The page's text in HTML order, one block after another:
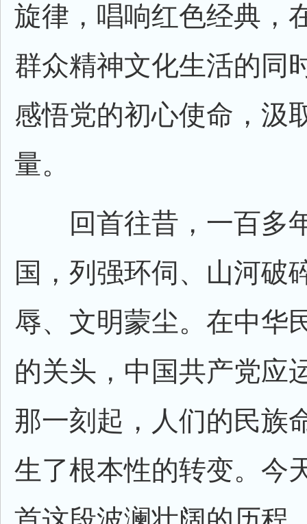
旋律，唱响红色经典，
群众精神文化生活的同
感悟党的初心使命，汲
量。
回首往昔，一百多
国，列强环伺、山河破
辱、文明蒙尘。在中华
的关头，中国共产党应
那一刻起，人们的民族
生了根本性的转变。今